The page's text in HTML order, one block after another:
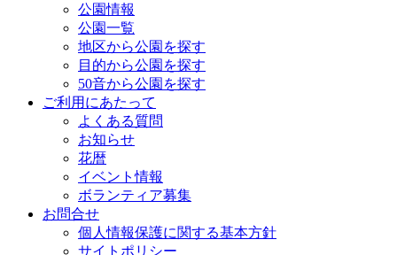
公園情報
公園一覧
地区から公園を探す
目的から公園を探す
50音から公園を探す
ご利用にあたって
よくある質問
お知らせ
花暦
イベント情報
ボランティア募集
お問合せ
個人情報保護に関する基本方針
サイトポリシー